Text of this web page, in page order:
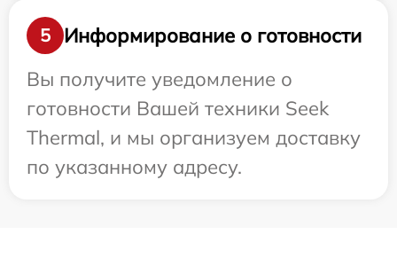
5
Информирование о готовности
Вы получите уведомление о
готовности Вашей техники Seek
Thermal, и мы организуем доставку
по указанному адресу.